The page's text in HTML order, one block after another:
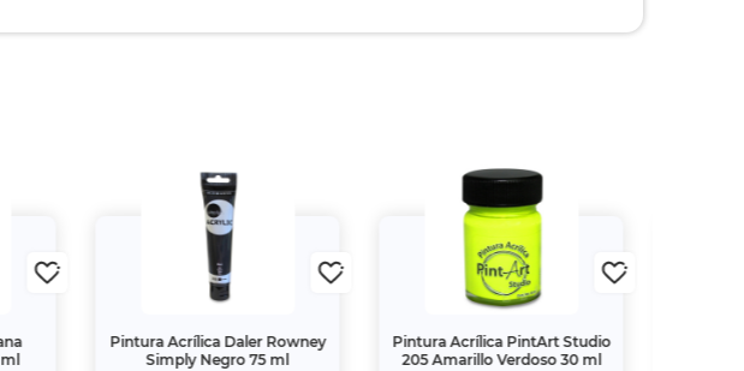
Pintura Acrílica Daler Rowney
Simply Negro 75 ml
Pintura Acrílica PintArt Studio
205 Amarillo Verdoso 30 ml